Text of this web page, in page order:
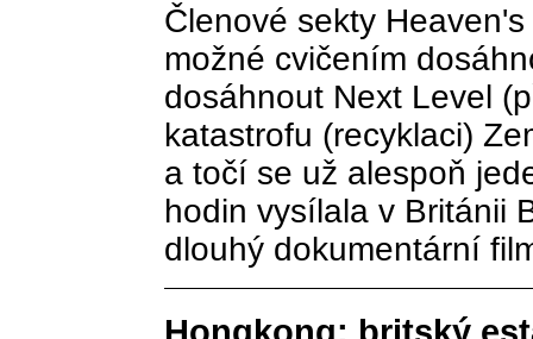
Členové sekty
možné cvičením
dosáhnout Next Level
katastrofu (recyklaci)
a točí se už alespoň
hodin vysílala v Británii
dlouhý dokumentární
Hongkong: britský